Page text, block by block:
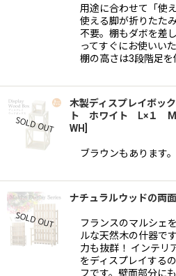
用途に合わせて「使
使える脚が折りたた
不要。棚もダボを差
ってすぐにお使いい
棚の高さは3段階足を
木製ディスプレイボッ
ト ホワイト L×１
WH
ブラウンもあります。
ナチュラルウッドの両
フランスのマルシェ
ルな天然木の什器で
力も抜群！ インテリ
をディスプレイする
フです。壁面部分に